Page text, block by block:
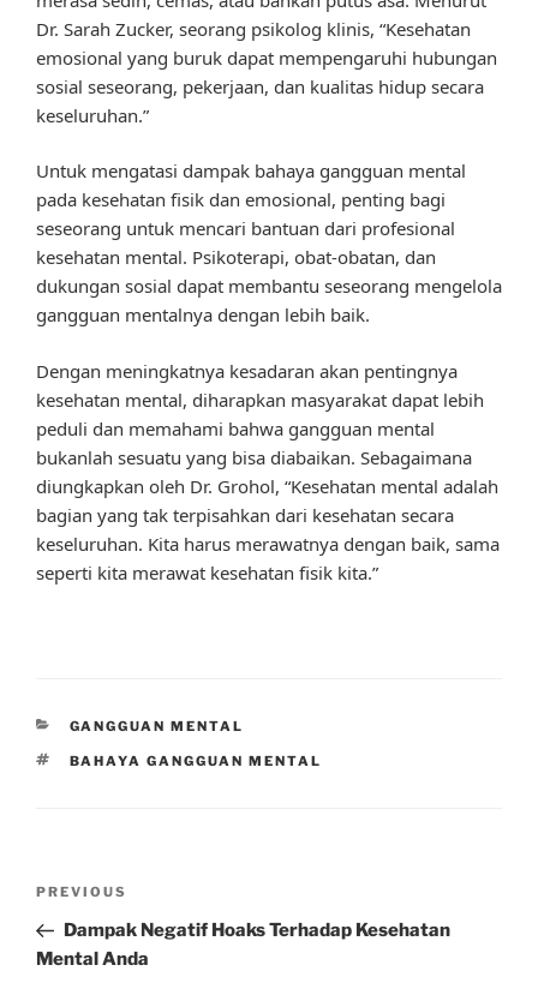
Dr. Sarah Zucker, seorang psikolog klinis, “Kesehatan
emosional yang buruk dapat mempengaruhi hubungan
sosial seseorang, pekerjaan, dan kualitas hidup secara
keseluruhan.”
Untuk mengatasi dampak bahaya gangguan mental
pada kesehatan fisik dan emosional, penting bagi
seseorang untuk mencari bantuan dari profesional
kesehatan mental. Psikoterapi, obat-obatan, dan
dukungan sosial dapat membantu seseorang mengelola
gangguan mentalnya dengan lebih baik.
Dengan meningkatnya kesadaran akan pentingnya
kesehatan mental, diharapkan masyarakat dapat lebih
peduli dan memahami bahwa gangguan mental
bukanlah sesuatu yang bisa diabaikan. Sebagaimana
diungkapkan oleh Dr. Grohol, “Kesehatan mental adalah
bagian yang tak terpisahkan dari kesehatan secara
keseluruhan. Kita harus merawatnya dengan baik, sama
seperti kita merawat kesehatan fisik kita.”
CATEGORIES
GANGGUAN MENTAL
TAGS
BAHAYA GANGGUAN MENTAL
Previous
Post
PREVIOUS
Dampak Negatif Hoaks Terhadap Kesehatan
Mental Anda